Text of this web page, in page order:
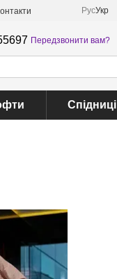
РусУкр
Передзвонити вам?
Спідниці